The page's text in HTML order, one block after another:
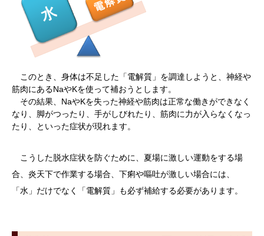
このとき、身体は不足した「電解質」を調達しようと、神経や
筋肉にあるNaやKを使って補おうとします。
その結果、NaやKを失った神経や筋肉は正常な働きができなく
なり、脚がつったり、手がしびれたり、筋肉に力が入らなくなっ
たり、といった症状が現れます。
こうした脱水症状を防ぐために、夏場に激しい運動をする場
合、炎天下で作業する場合、下痢や嘔吐が激しい場合には、
「水」だけでなく「電解質」も必ず補給する必要があります。